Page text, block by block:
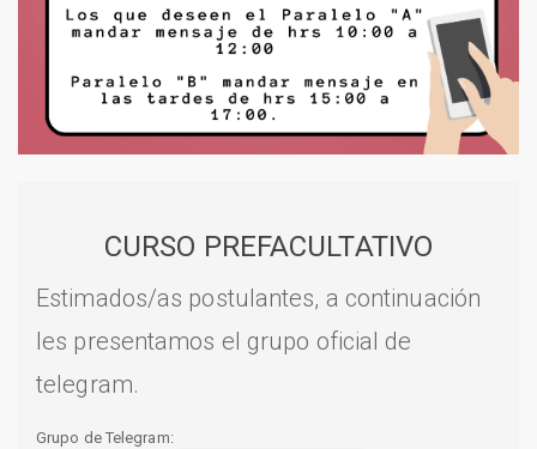
CURSO PREFACULTATIVO
Estimados/as postulantes, a continuación
les presentamos el grupo oficial de
telegram.
Grupo de Telegram: